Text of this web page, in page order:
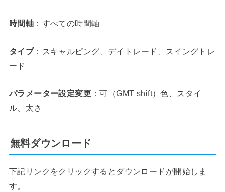
時間軸 ：すべての時間軸
タイプ：スキャルピング、デイトレード、スイングトレ
ード
パラメーター設定変更 ：可（GMT shift）色、スタイ
ル、太さ
無料ダウンロード
下記リンクをクリックするとダウンロードが開始しま
す。